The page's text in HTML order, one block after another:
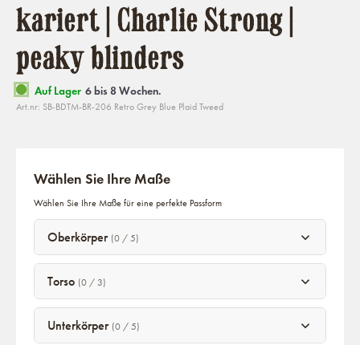
kariert | Charlie Strong |
peaky blinders
Auf Lager 6 bis 8 Wochen.
Art.nr: SB-BDTM-BR-206 Retro Grey Blue Plaid Tweed
Wählen Sie Ihre Maße
Wählen Sie Ihre Maße für eine perfekte Passform
Oberkörper (0 / 5)
Torso (0 / 3)
Unterkörper (0 / 5)